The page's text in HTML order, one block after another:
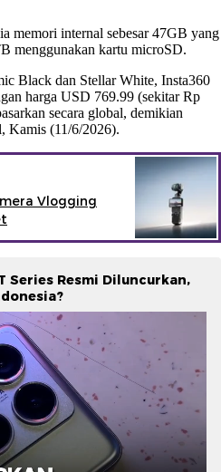
memori internal sebesar 47GB yang
menggunakan kartu microSD.
Black dan Stellar White, Insta360
harga USD 769.99 (sekitar Rp
secara global, demikian
Kamis (11/6/2026).
Vlogging
Series Resmi Diluncurkan,